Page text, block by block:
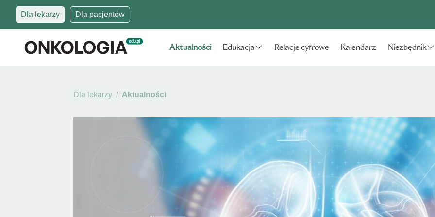
Dla lekarzy Dla pacjentów
Aktualności Edukacja Relacje cyfrowe Kalendarz Niezbędnik
Dla lekarzy Aktualności